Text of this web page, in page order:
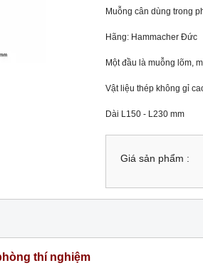
Muỗng cân dùng trong
Hãng: Hammacher Đức
Một đầu là muỗng lõm,
Vật liệu thép không gỉ
Dài L150 - L230 mm
Giá sản phẩm :
thí nghiệm